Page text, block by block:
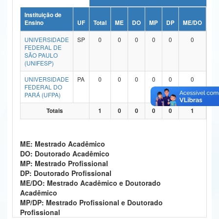
Ministério da Ciência, Tecnologia, Inovações e Comunicações
Ministério do Meio Ambiente
Ministério do Turismo
Ministério do Desenvolvimento Regional
Controladoria-Geral da União
Ministério da Mulher, da Família e dos Direitos Humanos
Secretaria de Governo
Gabinete de Segurança Institucional
Advocacia-Geral da União
Banco Central do Brasil
Instituição de
Ensino
UF Total ME DO MP DP ME/DO
UNIVERSIDADE
FEDERAL DE
SÃO PAULO
(UNIFESP)
SP 0 0 0 0 0 0
UNIVERSIDADE
FEDERAL DO
PARÁ (UFPA)
PA 0 0 0 0 0 0
Totais 1 0 0 0 0 1
ME: Mestrado Acadêmico
DO: Doutorado Acadêmico
MP: Mestrado Profissional
DP: Doutorado Profissional
ME/DO: Mestrado Acadêmico e Doutorado
Acadêmico
MP/DP: Mestrado Profissional e Doutorado
Profissional